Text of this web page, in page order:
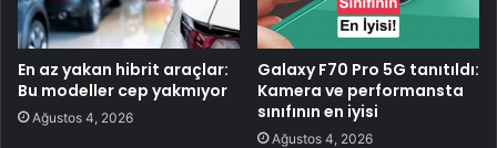
En az yakan hibrit araçlar:
Bu modeller cep yakmıyor
Ağustos 4, 2026
Galaxy F70 Pro 5G tanıtıldı:
Kamera ve performansta
sınıfının en iyisi
Ağustos 4, 2026